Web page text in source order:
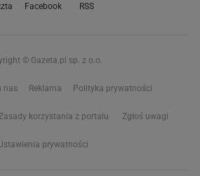
Facebook RSS
© Gazeta.pl sp. z o.o.
nas Reklama Polityka prywatności
korzystania z portalu Zgłoś uwagi
prywatności